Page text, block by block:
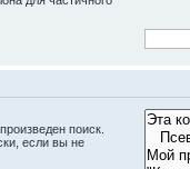
поиск.
если вы не